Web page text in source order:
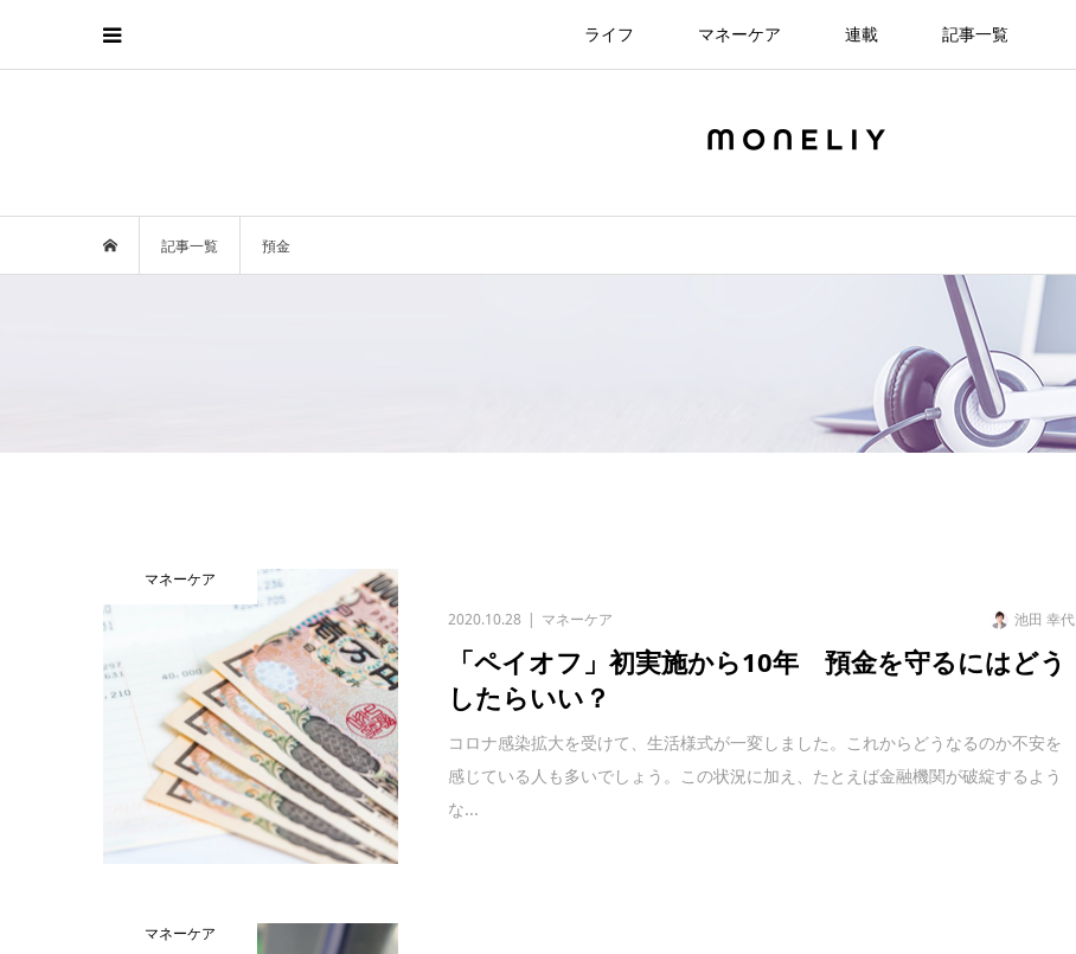
ライフ マネーケア 連載 記事一覧
記事一覧 預金
マネーケア
2020.10.28 マネーケア 池田 幸代
「ペイオフ」初実施から10年 預金を守るにはどう
したらいい？
コロナ感染拡大を受けて、生活様式が一変しました。これからどうなるのか不安を
感じている人も多いでしょう。この状況に加え、たとえば金融機関が破綻するよう
な...
マネーケア